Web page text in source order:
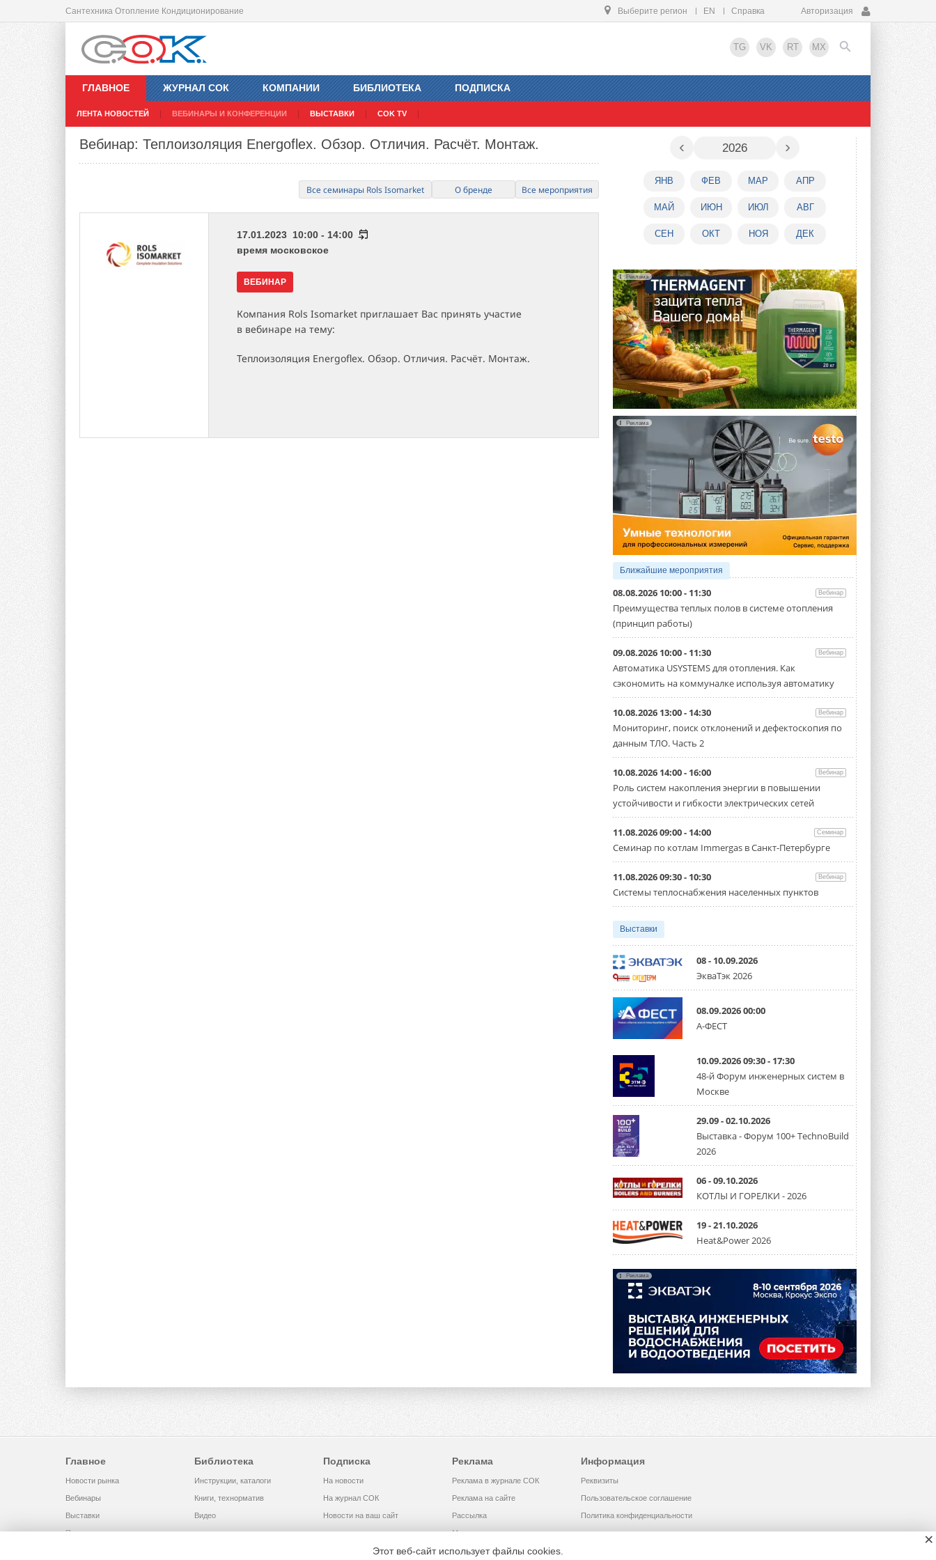
Сантехника Отопление Кондиционирование Выберите регион EN Справка Авторизация
TG VK RT MX
ГЛАВНОЕ
ЛЕНТА НОВОСТЕЙ ВЕБИНАРЫ И КОНФЕРЕНЦИИ ВЫСТАВКИ COK TV
ЖУРНАЛ СОК КОМПАНИИ БИБЛИОТЕКА ПОДПИСКА
EN
Вебинар: Теплоизоляция Energoflex. Обзор. Отличия. Расчёт. Монтаж.
Все семинары Rols Isomarket О бренде Все мероприятия
17.01.2023 10:00 - 14:00
время московское
ВЕБИНАР
Компания Rols Isomarket приглашает Вас принять участие
в вебинаре на тему:
Теплоизоляция Energoflex. Обзор. Отличия. Расчёт. Монтаж.
‹ 2026 ›
ЯНВ ФЕВ МАР АПР
МАЙ ИЮН ИЮЛ АВГ
СЕН ОКТ НОЯ ДЕК
Реклама
Реклама
Ближайшие мероприятия
08.08.2026 10:00 - 11:30 Вебинар
Преимущества теплых полов в системе отопления
(принцип работы)
09.08.2026 10:00 - 11:30 Вебинар
Автоматика USYSTEMS для отопления. Как
сэкономить на коммуналке используя автоматику
10.08.2026 13:00 - 14:30 Вебинар
Мониторинг, поиск отклонений и дефектоскопия по
данным ТЛО. Часть 2
10.08.2026 14:00 - 16:00 Вебинар
Роль систем накопления энергии в повышении
устойчивости и гибкости электрических сетей
11.08.2026 09:00 - 14:00 Семинар
Семинар по котлам Immergas в Санкт-Петербурге
11.08.2026 09:30 - 10:30 Вебинар
Системы теплоснабжения населенных пунктов
Выставки
08 - 10.09.2026
ЭкваТэк 2026
08.09.2026 00:00
А-ФЕСТ
10.09.2026 09:30 - 17:30
48-й Форум инженерных систем в
Москве
29.09 - 02.10.2026
Выставка - Форум 100+ TechnoBuild
2026
06 - 09.10.2026
КОТЛЫ И ГОРЕЛКИ - 2026
19 - 21.10.2026
Heat&Power 2026
Реклама
Главное
Новости рынка
Вебинары
Выставки
Помощь
Библиотека
Инструкции, каталоги
Книги, технорматив
Видео
Подписка
На новости
На журнал СОК
Новости на ваш сайт
Реклама
Реклама в журнале СОК
Реклама на сайте
Рассылка
Медиакит
Информация
Реквизиты
Пользовательское соглашение
Политика конфиденциальности
Этот веб-сайт использует файлы cookies.
×